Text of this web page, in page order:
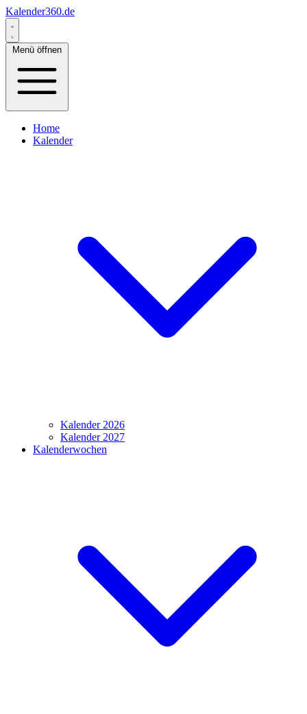
Kalender360.de
Menü öffnen
Home
Kalender
Kalender 2026
Kalender 2027
Kalenderwochen